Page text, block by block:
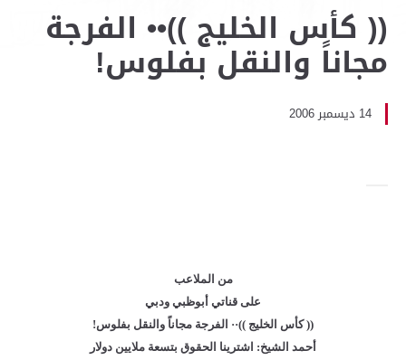
(( كأس الخليج ))•• الفرجة
مجاناً والنقل بفلوس!
14 ديسمبر 2006
من الملاعب
على قناتي أبوظبي ودبي
(( كأس الخليج ))·· الفرجة مجاناً والنقل بفلوس!
أحمد الشيخ: اشترينا الحقوق بتسعة ملايين دولار